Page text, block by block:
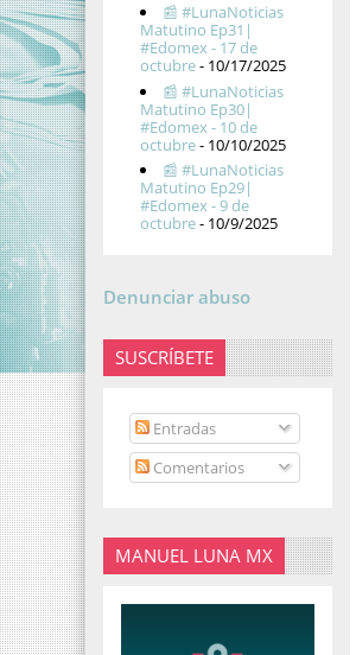
📰 #LunaNoticias
Matutino Ep31|
#Edomex - 17 de
octubre- 10/17/2025
📰 #LunaNoticias
Matutino Ep30|
#Edomex - 10 de
octubre- 10/10/2025
📰 #LunaNoticias
Matutino Ep29|
#Edomex - 9 de
octubre- 10/9/2025
Denunciar abuso
SUSCRÍBETE
Entradas
Comentarios
MANUEL LUNA MX